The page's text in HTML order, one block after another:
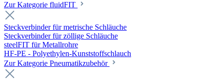
Zur Kategorie fluidFIT
Steckverbinder für metrische Schläuche
Steckverbinder für zöllige Schläuche
steelFIT für Metallrohre
HF-PE - Polyethylen-Kunststoffschlauch
Zur Kategorie Pneumatikzubehör